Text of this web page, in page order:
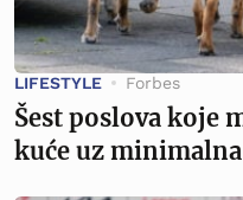
LIFESTYLE Forbes
Šest poslova koje
kuće uz